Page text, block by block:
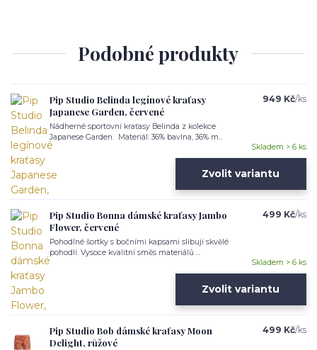
Podobné produkty
Pip Studio Belinda legínové kraťasy
Japanese Garden, červené
Nádherné sportovní kraťasy Belinda z kolekce
Japanese Garden. Materiál: 36% bavlna, 36% m...
949 Kč/ks
Skladem > 6 ks
Zvolit variantu
Pip Studio Bonna dámské kraťasy Jambo
Flower, červené
Pohodlné šortky s bočními kapsami slibují skvělé
pohodlí. Vysoce kvalitní směs materiálů ...
499 Kč/ks
Skladem > 6 ks
Zvolit variantu
Pip Studio Bob dámské kraťasy Moon
Delight, růžové
499 Kč/ks